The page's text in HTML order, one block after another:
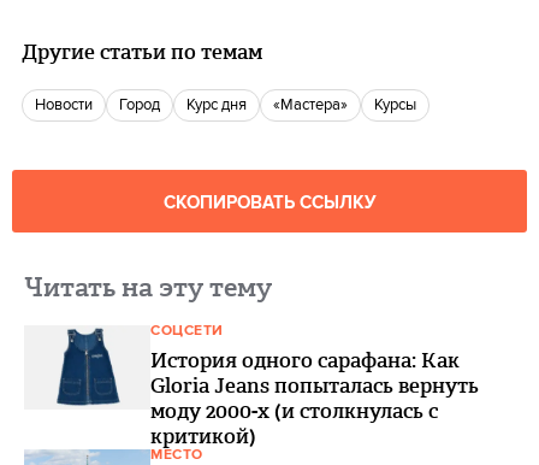
Другие статьи по темам
новости город Курс дня «Мастера» курсы
СКОПИРОВАТЬ ССЫЛКУ
Читать на эту тему
СОЦСЕТИ
История одного сарафана: Как
Gloria Jeans попыталась вернуть
моду 2000-х (и столкнулась с
критикой)
МЕСТО